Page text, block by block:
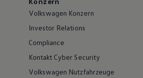
Volkswagen Konzern
Investor Relations
Compliance
Kontakt Cyber Security
Volkswagen Nutzfahrzeuge